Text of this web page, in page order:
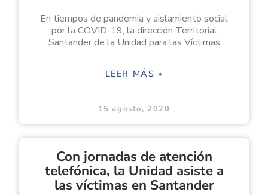
En tiempos de pandemia y aislamiento social
por la COVID-19, la dirección Territorial
Santander de la Unidad para las Víctimas
LEER MÁS »
15 agosto, 2020
Con jornadas de atención
telefónica, la Unidad asiste a
las víctimas en Santander